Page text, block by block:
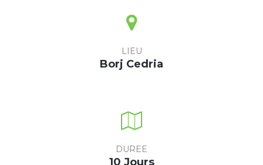
LIEU
Borj Cedria
DUREE
10 Jours